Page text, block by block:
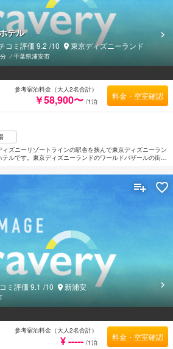
ズニーリゾートラインの駅舎を挟んで東京ディズニーラン
ルです。東京ディズニーランドのワールドバザールの街並
雰囲気に、ディズニーのモチーフが館内の随所に織り込ま
。JR京葉線／武蔵野線 舞浜駅下車徒歩8分またはディズニ
ランド・ステーション下車）をご利用ください。成田空港よ
テル
コミ評価9.2 /10 東京ディズニーランド
⁄千葉県浦安市
参考宿泊料金（大人2名合計）
￥58,900〜 /1泊
料金・空室確認
ミ評価9.1 /10 新浦安
参考宿泊料金（大人2名合計）
¥ ----- /1泊
料金・空室確認